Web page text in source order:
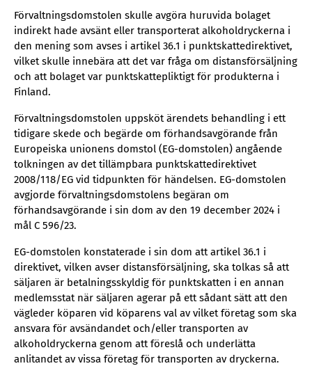
Förvaltningsdomstolen skulle avgöra huruvida bolaget
indirekt hade avsänt eller transporterat alkoholdryckerna i
den mening som avses i artikel 36.1 i punktskattedirektivet,
vilket skulle innebära att det var fråga om distansförsäljning
och att bolaget var punktskattepliktigt för produkterna i
Finland.
Förvaltningsdomstolen uppsköt ärendets behandling i ett
tidigare skede och begärde om förhandsavgörande från
Europeiska unionens domstol (EG-domstolen) angående
tolkningen av det tillämpbara punktskattedirektivet
2008/118/EG vid tidpunkten för händelsen. EG-domstolen
avgjorde förvaltningsdomstolens begäran om
förhandsavgörande i sin dom av den 19 december 2024 i
mål C 596/23.
EG-domstolen konstaterade i sin dom att artikel 36.1 i
direktivet, vilken avser distansförsäljning, ska tolkas så att
säljaren är betalningsskyldig för punktskatten i en annan
medlemsstat när säljaren agerar på ett sådant sätt att den
vägleder köparen vid köparens val av vilket företag som ska
ansvara för avsändandet och/eller transporten av
alkoholdryckerna genom att föreslå och underlätta
anlitandet av vissa företag för transporten av dryckerna.